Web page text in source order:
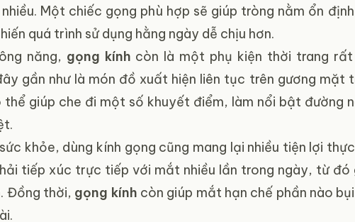
nhiều. Một chiếc gọng phù hợp sẽ giúp tròng nằm ổn
quá trình sử dụng hằng ngày dễ chịu hơn.
năng, gọng kính còn là một phụ kiện thời trang
gần như là món đồ xuất hiện liên tục trên gương mặt
thể giúp che đi một số khuyết điểm, làm nổi bật đường
khỏe, dùng kính gọng cũng mang lại nhiều tiện lợi
tiếp xúc trực tiếp với mắt nhiều lần trong ngày, từ đó
Đồng thời, gọng kính còn giúp mắt hạn chế phần nào